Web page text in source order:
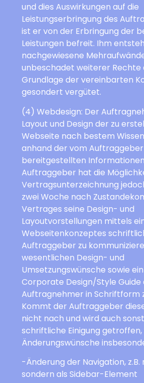
und dies Auswirkungen auf die
Leistungserbringung des
ist er von der Erbringung der
Leistungen befreit. Ihm
nachgewiesene
unbeschadet weiterer Rechte
Grundlage der vereinbarten
gesondert vergütet.
(4) Webdesign: Der
Layout und Design der zu
Webseite nach bestem
anhand der vom Auftraggeber
bereitgestellten
Auftraggeber hat die
Vertragsunterzeichnung
zwei Woche nach
Vertrages seine Design- und
Layoutvorstellungen mittels
Webseitenkonzeptes
Auftraggeber zu
wesentlichen Design- und
Umsetzungswünsche sowie
Corporate Design/Style Guide
Auftragnehmer in Schriftform
Kommt der Auftraggeber
nicht nach und wird auch
schriftliche Einigung
Änderungswünsche
-Änderung der Navigation,
sondern als Sidebar-Element